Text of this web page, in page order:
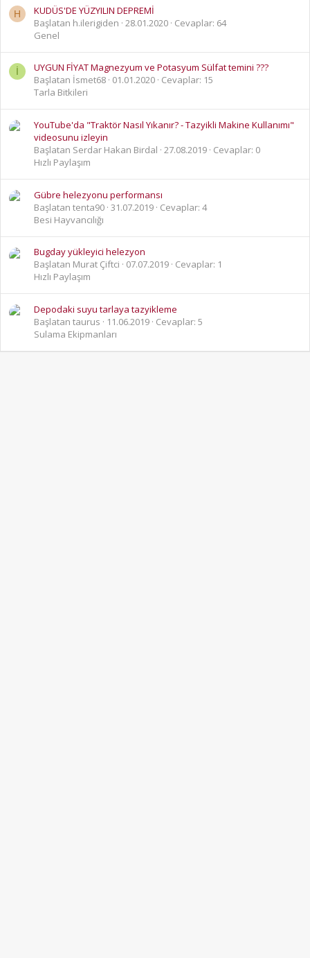
H
KUDÜS'DE YÜZYILIN DEPREMİ
Başlatan h.ilerigiden 28.01.2020 Cevaplar: 64
Genel
İ
UYGUN FİYAT Magnezyum ve Potasyum Sülfat temini ???
Başlatan İsmet68 01.01.2020 Cevaplar: 15
Tarla Bitkileri
YouTube'da "Traktör Nasıl Yıkanır? - Tazyikli Makine Kullanımı"
videosunu izleyin
Başlatan Serdar Hakan Birdal 27.08.2019 Cevaplar: 0
Hızlı Paylaşım
Gübre helezyonu performansı
Başlatan tenta90 31.07.2019 Cevaplar: 4
Besi Hayvancılığı
Bugday yükleyici helezyon
Başlatan Murat Çiftci
07.07.2019 Cevaplar: 1
Hızlı Paylaşım
Depodaki suyu tarlaya tazyikleme
Başlatan taurus
11.06.2019 Cevaplar: 5
Sulama Ekipmanları